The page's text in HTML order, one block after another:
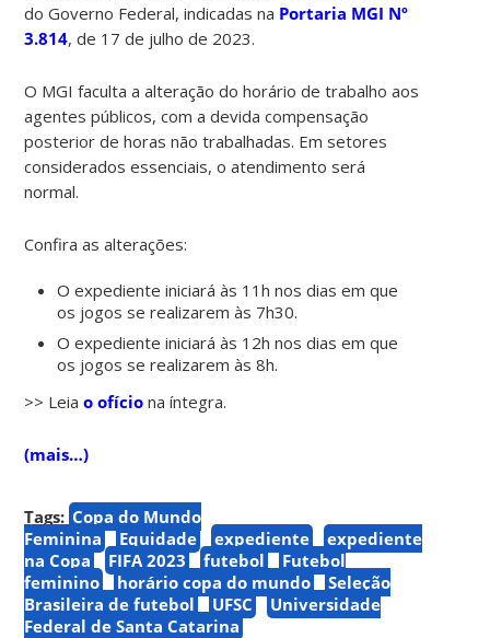
do Governo Federal, indicadas na Portaria MGI Nº
3.814, de 17 de julho de 2023.
O MGI faculta a alteração do horário de trabalho aos
agentes públicos, com a devida compensação
posterior de horas não trabalhadas. Em setores
considerados essenciais, o atendimento será
normal.
Confira as alterações:
O expediente iniciará às 11h nos dias em que
os jogos se realizarem às 7h30.
O expediente iniciará às 12h nos dias em que
os jogos se realizarem às 8h.
>> Leiao ofício na íntegra.
(mais…)
Tags: Copa do Mundo
Feminina
Equidade expediente
expediente
na Copa
FIFA 2023 futebol
Futebol
feminino
horário copa do mundo
Seleção
Brasileira de futebol
UFSC
Universidade
Federal de Santa Catarina